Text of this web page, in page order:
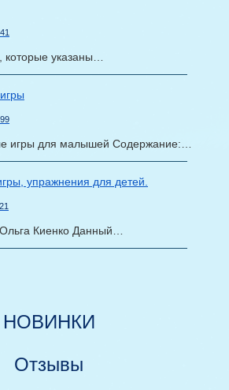
которые указаны…
игры для малышей Содержание:…
упражнения для детей.
Киенко Данный…
НОВИНКИ
Отзывы